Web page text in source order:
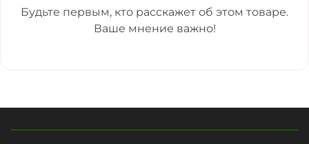
Будьте первым, кто расскажет об этом товаре.
Ваше мнение важно!